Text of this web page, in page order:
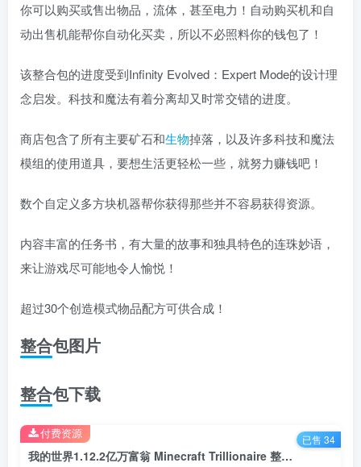
你可以购买或售出物品，流体，甚至电力！自动购买机和自
动出售机能帮你自动化买卖，所以不必照料你的钱包了！
该整合包的进度受到Infinity Evolved：Expert Mode的设计理
念启发。科技和魔法有着分离却又时常交错的进度。
商店包含了所有主要矿石和生物掉落，以及许多科技和魔法
模组的使用道具，要想生活更轻松一些，就努力赚钱吧！
数个自定义多方块机器帮你获得那些并不容易获得资源。
内容丰富的任务书，有大量的故事和独具特色的连珠妙语，
来让游戏尽可能地令人愉悦！
超过30个创造模式物品配方可供合成！
整合包图片
整合包下载
我的世界1.12.2亿万富翁 Minecraft Trillionaire 整合包
付费资源 已售 34